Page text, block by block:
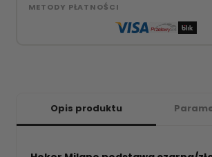
METODY PŁATNOŚCI
Opis produktu